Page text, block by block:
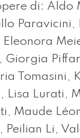
di: Aldo
Paravicini,
Giorgia
Tomasini,
Lisa Lurati,
Maude
Li,